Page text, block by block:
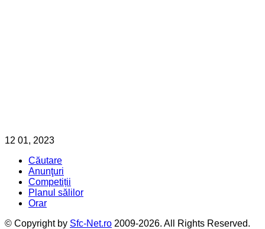
12 01, 2023
Căutare
Anunţuri
Competiții
Planul sălilor
Orar
© Copyright by Sfc-Net.ro 2009-2026. All Rights Reserved.